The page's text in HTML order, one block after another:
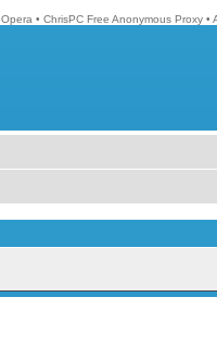
Opera • ChrisPC Free Anonymous Proxy •